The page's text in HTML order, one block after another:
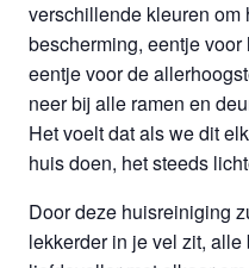
verschillende kleuren
bescherming, eentje
eentje voor de
neer bij alle ramen en
Het voelt dat als we dit
huis doen, het steeds
Door deze huisreiniging
lekkerder in je vel zit,